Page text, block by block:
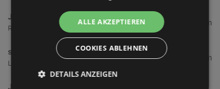
JET Tankstellen Austria
Rheinstraße 99, 6971 Hard
6,31 km
sehen!wutscher Hard
Landstraße 20, 6971 Hard
7,2 km
JET Tankstellen Austria
ALLE AKZEPTIEREN
COOKIES ABLEHNEN
DETAILS ANZEIGEN